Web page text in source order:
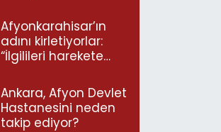
Afyonkarahisar’ın
adını kirletiyorlar:
“İlgilileri harekete
ediyoruz”
Ankara, Afyon Devlet
Hastanesini neden
takip ediyor?